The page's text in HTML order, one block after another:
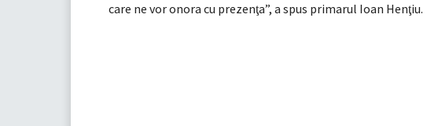
care ne vor onora cu prezenţa”, a spus primarul Ioan Henţiu.